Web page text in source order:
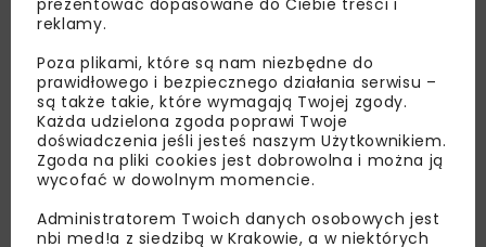
Lubisz wiedzieć więcej?
Zapisz się do newslettera aby otrzymywać od
nas najlepsze informacje branżowe,
zaproszenia na wydarzenia, atrakcyjne oferty i
dedykowane akcje specjalne.
prezentować dopasowane do Ciebie treści i
reklamy.
Poza plikami, które są nam niezbędne do
prawidłowego i bezpiecznego działania serwisu –
są także takie, które wymagają Twojej zgody.
Każda udzielona zgoda poprawi Twoje
doświadczenia jeśli jesteś naszym Użytkownikiem.
Zgoda na pliki cookies jest dobrowolna i można ją
wycofać w dowolnym momencie.
Administratorem Twoich danych osobowych jest
nbi med!a z siedzibą w Krakowie, a w niektórych